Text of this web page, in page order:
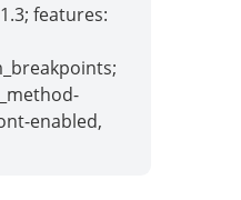
features:
enabled,